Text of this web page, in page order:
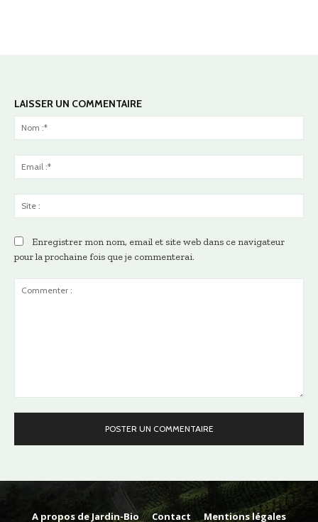
LAISSER UN COMMENTAIRE
Enregistrer mon nom, email et site web dans ce navigateur
pour la prochaine fois que je commenterai.
A propos de Jardin-Bio Contact Mentions légales